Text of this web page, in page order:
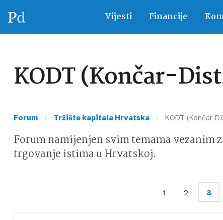
Vijesti Financije
KODT (Končar-
Forum › Tržište kapitala Hrvatska › KODT (Končar-
Forum namijenjen svim temama vezanim
trgovanje istima u Hrvatskoj.
1 2 3